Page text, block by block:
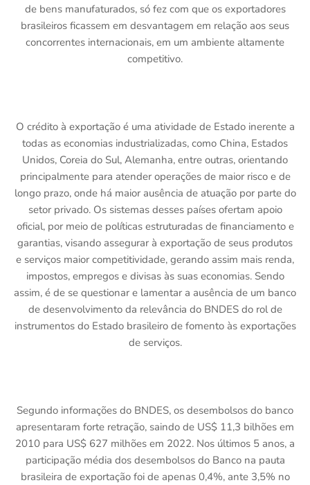
de bens manufaturados, só fez com que os exportadores
brasileiros ficassem em desvantagem em relação aos seus
concorrentes internacionais, em um ambiente altamente
competitivo.
O crédito à exportação é uma atividade de Estado inerente a
todas as economias industrializadas, como China, Estados
Unidos, Coreia do Sul, Alemanha, entre outras, orientando
principalmente para atender operações de maior risco e de
longo prazo, onde há maior ausência de atuação por parte do
setor privado. Os sistemas desses países ofertam apoio
oficial, por meio de políticas estruturadas de financiamento e
garantias, visando assegurar à exportação de seus produtos
e serviços maior competitividade, gerando assim mais renda,
impostos, empregos e divisas às suas economias. Sendo
assim, é de se questionar e lamentar a ausência de um banco
de desenvolvimento da relevância do BNDES do rol de
instrumentos do Estado brasileiro de fomento às exportações
de serviços.
Segundo informações do BNDES, os desembolsos do banco
apresentaram forte retração, saindo de US$ 11,3 bilhões em
2010 para US$ 627 milhões em 2022. Nos últimos 5 anos, a
participação média dos desembolsos do Banco na pauta
brasileira de exportação foi de apenas 0,4%, ante 3,5% no